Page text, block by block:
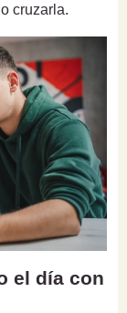
cruzarla.
el día con